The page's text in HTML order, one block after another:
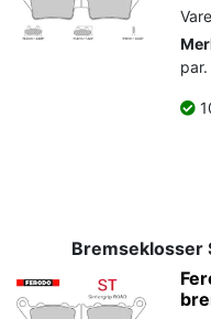
par.
Bremseklosser